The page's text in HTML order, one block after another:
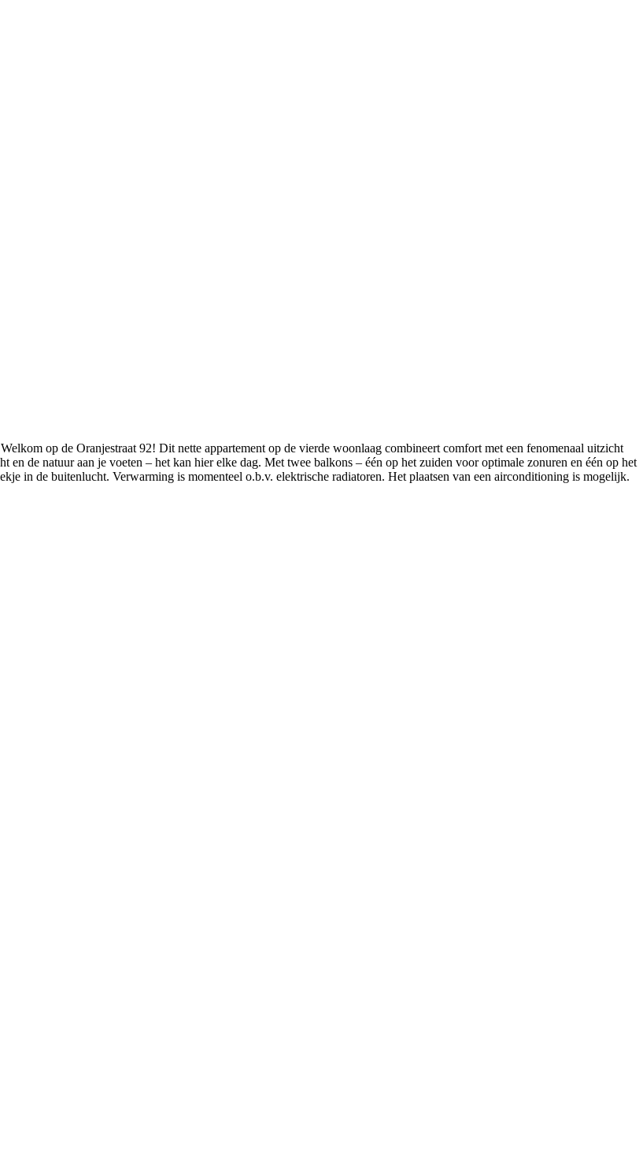
op de Oranjestraat 92! Dit nette appartement op de vierde woonlaag combineert comfort met een fenomenaal uitzicht
de natuur aan je voeten – het kan hier elke dag. Met twee balkons – één op het zuiden voor optimale zonuren en één op het
in de buitenlucht. Verwarming is momenteel o.b.v. elektrische radiatoren. Het plaatsen van een airconditioning is mogelijk.